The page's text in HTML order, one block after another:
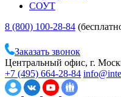
СОУТ
8 (800) 100-28-84
Заказать звонок
Центральный офис, г.
+7 (495) 664-28-84